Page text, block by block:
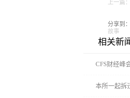
上一篇：
故事
分享到：
相关新
CFS财经峰
本所一起拆